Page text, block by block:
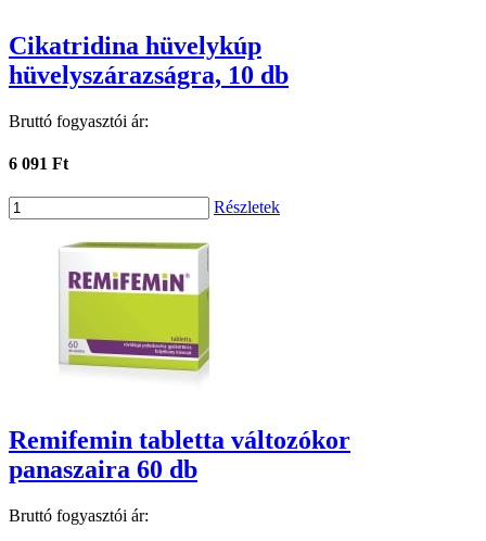
Cikatridina hüvelykúp
hüvelyszárazságra, 10 db
Bruttó fogyasztói ár:
6 091 Ft
Részletek
Remifemin tabletta változókor
panaszaira 60 db
Bruttó fogyasztói ár: